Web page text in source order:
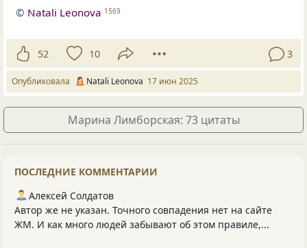
© Natali Leonova 1569
52 10 3
Опубликовала Natali Leonova 17 июн 2025
Марина Лимборская: 73 цитаты
ПОСЛЕДНИЕ КОММЕНТАРИИ
Алексей Солдатов
Автор же не указан. Точного совпадения нет на сайте
ЖМ. И как много людей забывают об этом правиле,...